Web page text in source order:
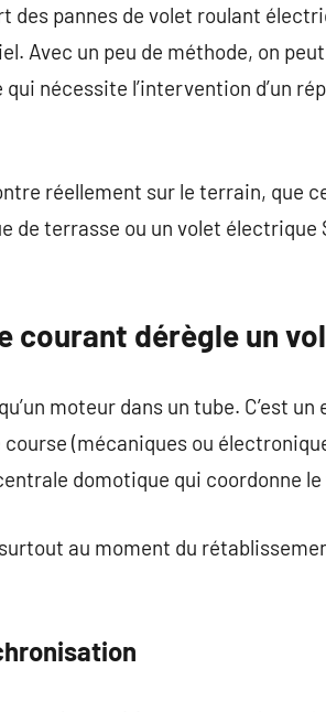
des pannes de volet roulant
Avec un peu de méthode, on
nécessite l’intervention d’un
réellement sur le terrain, que
de terrasse ou un volet électrique
courant dérègle un
moteur dans un tube. C’est un
(mécaniques ou
domotique qui coordonne
au moment du